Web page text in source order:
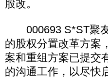
股改。
000693 S*ST聚友
的股权分置改革方案
案和重组方案已提交
的沟通工作，以尽快